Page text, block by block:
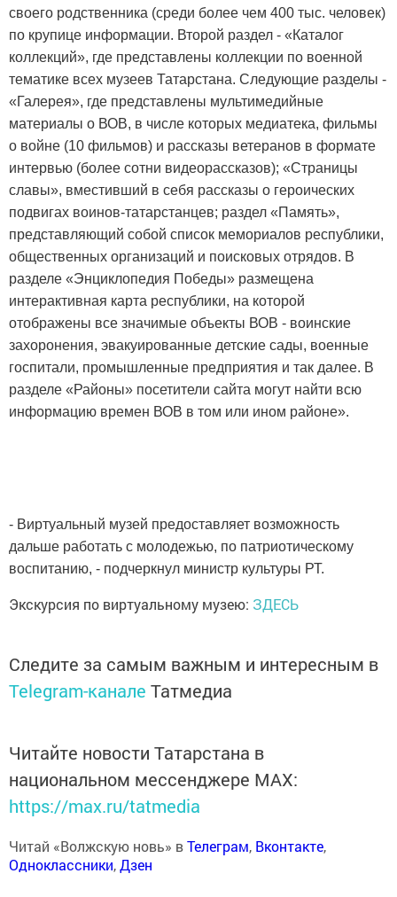
своего родственника (среди более чем 400 тыс. человек)
по крупице информации. Второй раздел - «Каталог
коллекций», где представлены коллекции по военной
тематике всех музеев Татарстана. Следующие разделы -
«Галерея», где представлены мультимедийные
материалы о ВОВ, в числе которых медиатека, фильмы
о войне (10 фильмов) и рассказы ветеранов в формате
интервью (более сотни видеорассказов); «Страницы
славы», вместивший в себя рассказы о героических
подвигах воинов-татарстанцев; раздел «Память»,
представляющий собой список мемориалов республики,
общественных организаций и поисковых отрядов. В
разделе «Энциклопедия Победы» размещена
интерактивная карта республики, на которой
отображены все значимые объекты ВОВ - воинские
захоронения, эвакуированные детские сады, военные
госпитали, промышленные предприятия и так далее. В
разделе «Районы» посетители сайта могут найти всю
информацию времен ВОВ в том или ином районе».
- Виртуальный музей предоставляет возможность
дальше работать с молодежью, по патриотическому
воспитанию, - подчеркнул министр культуры РТ.
Экскурсия по виртуальному музею: ЗДЕСЬ
Следите за самым важным и интересным в
Telegram-канале Татмедиа
Читайте новости Татарстана в
национальном мессенджере MАХ:
https://max.ru/tatmedia
Читай «Волжскую новь» вТелеграм, Вконтакте,
Одноклассники,Дзен